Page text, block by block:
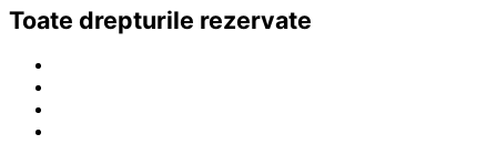
Toate drepturile rezervate